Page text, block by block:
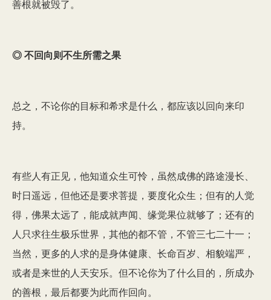
善根就被毁了。
◎ 不回向则不生所需之果
总之，不论你的目标和希求是什么，都应该以回向来印
持。
有些人有正见，他知道众生可怜，虽然成佛的路途漫长、
时日遥远，但他还是要求菩提，要度化众生；但有的人觉
得，佛果太远了，能成就声闻、缘觉果位就够了；还有的
人只求往生极乐世界，其他的都不管，不管三七二十一；
当然，更多的人求的是身体健康、长命百岁、相貌端严，
或者是来世的人天安乐。但不论你为了什么目的，所成办
的善根，最后都要为此而作回向。